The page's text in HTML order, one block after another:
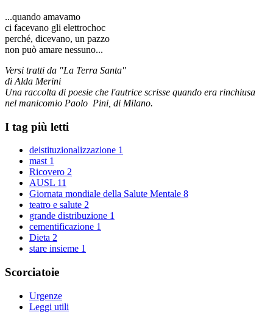
...quando amavamo
ci facevano gli elettrochoc
perché, dicevano, un pazzo
non può amare nessuno...
Versi tratti da "La Terra Santa"
di Alda Merini
Una raccolta di poesie che l'autrice scrisse quando era rinchiusa
nel manicomio Paolo Pini, di Milano.
I tag più letti
deistituzionalizzazione 1
mast 1
Ricovero 2
AUSL 11
Giornata mondiale della Salute Mentale 8
teatro e salute 2
grande distribuzione 1
cementificazione 1
Dieta 2
stare insieme 1
Scorciatoie
Urgenze
Leggi utili